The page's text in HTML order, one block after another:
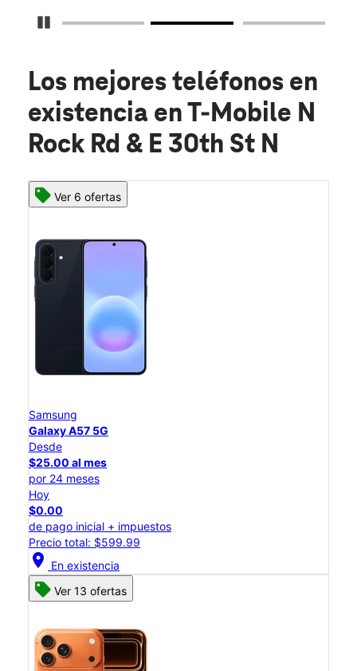
Detener carrusel
Los mejores teléfonos en
existencia en T-Mobile N
Rock Rd & E 30th St N
Ver 6 ofertas
Samsung
Galaxy A57 5G
Desde
$25.00 al mes
por 24 meses
Hoy
$0.00
de pago inicial + impuestos
Precio total: $599.99
location_on En existencia
Ver 13 ofertas